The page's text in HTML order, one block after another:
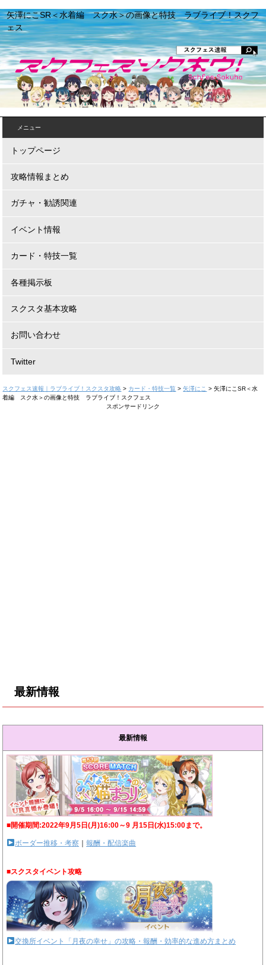
矢澤にこSR＜水着編 スク水＞の画像と特技 ラブライブ！スクフ
ェス
メニュー
トップページ
攻略情報まとめ
ガチャ・勧誘関連
イベント情報
カード・特技一覧
各種掲示板
スクスタ基本攻略
お問い合わせ
Twitter
スクフェス速報｜ラブライブ！スクスタ攻略 > カード・特技一覧 >矢澤にこ >矢澤にこSR＜水
着編 スク水＞の画像と特技 ラブライブ！スクフェス
スポンサードリンク
最新情報
最新情報
■開催期間:2022年9月5日(月)16:00～9 月15日(水)15:00まで。
ボーダー推移・考察 ｜報酬・配信楽曲
■スクスタイベント攻略
交換所イベント「月夜の幸せ」の攻略・報酬・効率的な進め方まとめ